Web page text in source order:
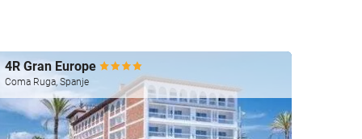
4R Gran Europe
Coma Ruga, Spanje